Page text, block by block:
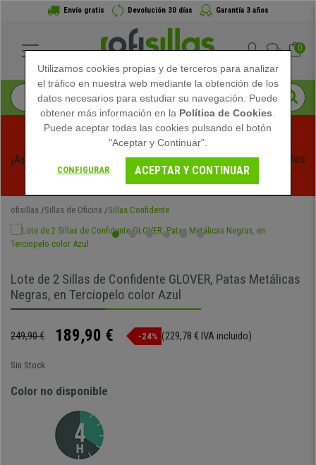
Envío gratis Devolución 30 días Garantía 3 años
0
¡Aprovecha las Rebajas de Verano en Ofisillas! Descuentos
Exclusivos por Tiempo Limitado - Ver Promo
ofisillas Sillas de Oficina Sillas Confidente
Lote de 2 Sillas de Confidente GLOVER, Patas Metálicas
Negras, en Terciopelo color Azul
249,90 € 189,90 € -24% (229,78 € IVA incluido)
Sin Stock
Color no disponible
Utilizamos cookies propias y de terceros para analizar
el tráfico en nuestra web mediante la obtención de los
datos necesarios para estudiar su navegación. Puede
obtener más información en la Política de Cookies
Puede aceptar todas las cookies pulsando el botón
"Aceptar y Continuar".
CONFIGURAR ACEPTAR Y CONTINUAR